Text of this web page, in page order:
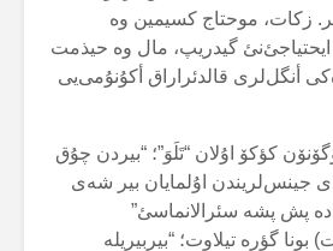
زکات، موحتاج کسیمین وە
(تەوبە؛ 60) ایحتیاجئ‌نئ گیدریپ، مال وە حیذمت
أنگل‌لری قالدئراراق أکۇنۇمی‌یی
کؤکۆ اۇلان “تَلَوَ”؛ “بیردن چۇق
جینس‌لریندن اۇلمایان بیر شەی
پش پشە سئرالانماسئ”
بونا گؤرە تیلاوت؛ “بیربیر‌یلە